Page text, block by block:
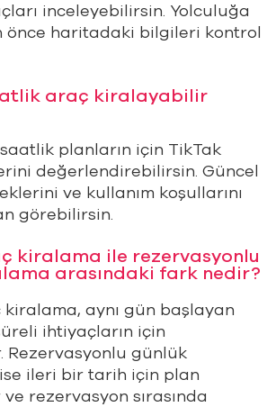
inceleyebilirsin. Yolculuğa
önce haritadaki bilgileri kontrol
araç kiralayabilir
planların için TikTak
değerlendirebilirsin. Güncel
ve kullanım koşullarını
görebilirsin.
kiralama ile rezervasyonlu
arasındaki fark nedir?
aynı gün başlayan
ihtiyaçların için
Rezervasyonlu günlük
ileri bir tarih için plan
rezervasyon sırasında